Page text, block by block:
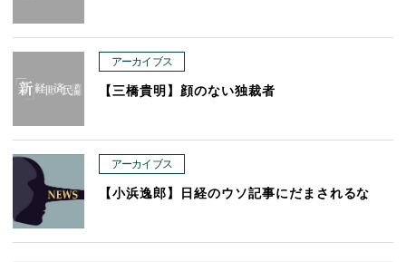
アーカイブス
【三橋貴明】顔のない独裁者
アーカイブス
【小浜逸郎】日経のウソ記事にだまされるな